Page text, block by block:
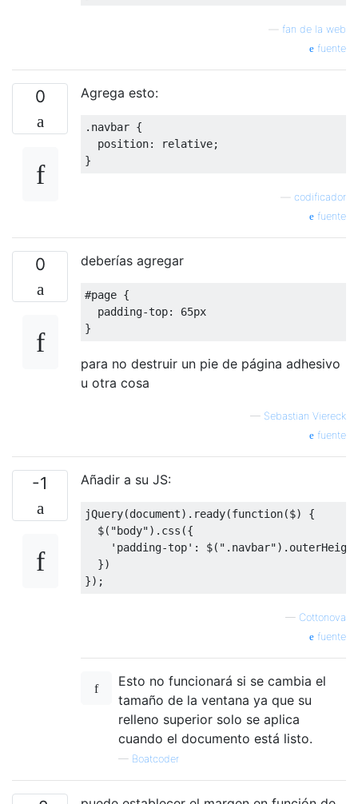
fan de la web
fuente
0 Agrega esto:
. navbar {
position: relative;
}
codificador
fuente
0 deberías agregar
#page {
padding-top:
65px
}
para no destruir un pie de página adhesivo
u otra cosa
— Sebastian Viereck
fuente
-1 Añadir a su JS:
jQuery(document). ready(function($)
{
  $
( "body"). css ({
'padding-top' : $( ".navbar").
})
});
— Cottonova
fuente
Esto no funcionará si se cambia el
tamaño de la ventana ya que su
relleno superior solo se aplica
cuando el documento está listo.
— Boatcoder